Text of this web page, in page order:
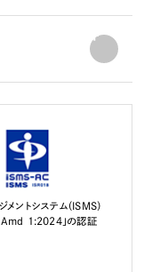
メントシステム（ISMS）
1:2024」の認証